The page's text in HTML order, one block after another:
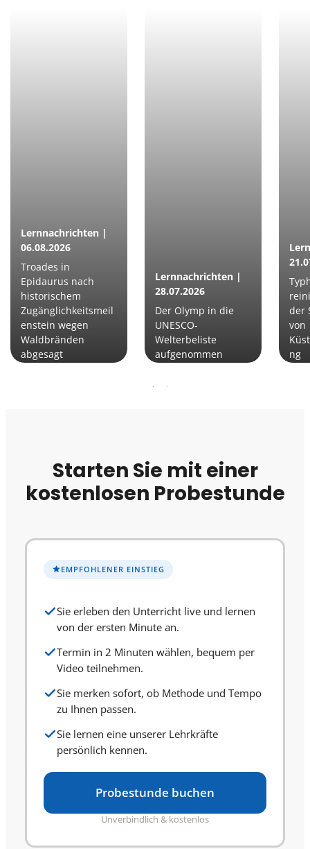
Lernnachrichten |
06.08.2026
Troades in
Epidaurus nach
historischem
Zugänglichkeitsmeil
enstein wegen
Waldbränden
abgesagt
Lernnachrichten |
28.07.2026
Der Olymp in die
UNESCO-
Welterbeliste
aufgenommen
der
von
ng
Starten Sie mit einer
kostenlosen Probestunde
EMPFOHLENER EINSTIEG
Sie erleben den Unterricht live und lernen
von der ersten Minute an.
Termin in 2 Minuten wählen, bequem per
Video teilnehmen.
Sie merken sofort, ob Methode und Tempo
zu Ihnen passen.
Sie lernen eine unserer Lehrkräfte
persönlich kennen.
Probestunde buchen
Unverbindlich & kostenlos